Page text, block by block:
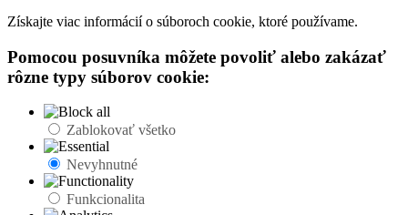
Získajte viac informácií o súboroch cookie, ktoré používame.
Pomocou posuvníka môžete povoliť alebo zakázať
rôzne typy súborov cookie:
Zablokovať všetko
Nevyhnutné
Funkcionalita